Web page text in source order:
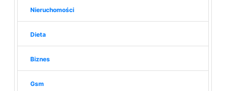
Nieruchomości
Dieta
Biznes
Gsm